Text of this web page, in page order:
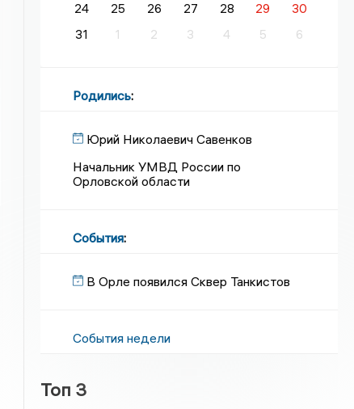
24
25 26 27 28 29
30
31
1 2 3 4 5 6
Родились:
Юрий Николаевич Савенков
Начальник УМВД России по
Орловской области
События:
В Орле появился Сквер Танкистов
События недели
Топ 3